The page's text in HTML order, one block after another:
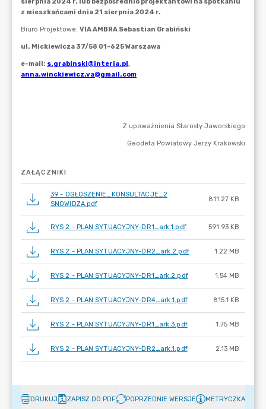
ZAŁĄCZNIKI
39 - OGŁOSZENIE_KONSULTACJE_2
SNOWIDZA.pdf
811.27 KB
RYS 2 - PLAN SYTUACYJNY-DR1_ark.1.pdf 591.93 KB
RYS 2 - PLAN SYTUACYJNY-DR2_ark.2.pdf 1.22 MB
RYS 2 - PLAN SYTUACYJNY-DR1_ark.2.pdf 1.54 MB
RYS 2 - PLAN SYTUACYJNY-DR4_ark.1.pdf 815.1 KB
RYS 2 - PLAN SYTUACYJNY-DR1_ark.3.pdf 1.75 MB
RYS 2 - PLAN SYTUACYJNY-DR2_ark.1.pdf 2.13 MB
DRUKUJ ZAPISZ DO PDF POPRZEDNIE WERSJE METRYCZKA